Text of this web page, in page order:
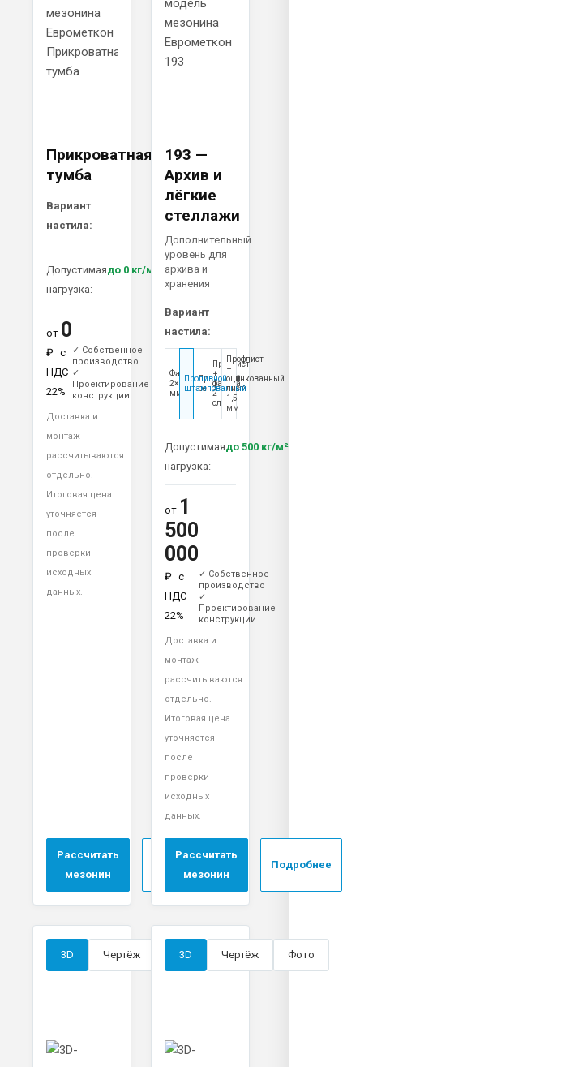
Прикроватная
тумба
Вариант
настила:
Допустимая
нагрузка:
до 0 кг/м²
от 0
₽ с
НДС
22%
✓ Собственное
производство
✓
Проектирование
конструкции
Доставка и
монтаж
рассчитываются
отдельно.
Итоговая цена
уточняется
после
проверки
исходных
данных.
Рассчитать
мезонин
193 —
Архив и
лёгкие
стеллажи
Дополнительный
уровень для
архива и
хранения
Вариант
настила:
Фанера
2×10
мм
Проливной
штампованный
Проливной
решётчатый
Профлист
+
фанера
2
слоя
Профлист
+
оцинкованный
лист
1,5
мм
Допустимая
нагрузка:
до 500 кг/м²
от 1
500
000
₽ с
НДС
22%
✓ Собственное
производство
✓
Проектирование
конструкции
Доставка и
монтаж
рассчитываются
отдельно.
Итоговая цена
уточняется
после
проверки
исходных
данных.
Рассчитать
мезонин
Подробнее
3D Чертёж Фото
3D Чертёж Фото